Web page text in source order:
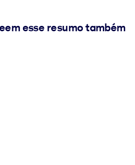
esse resumo também